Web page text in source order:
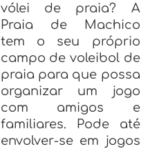
vólei de praia? A
Praia de Machico
tem o seu próprio
campo de voleibol de
praia para que possa
organizar um jogo
com amigos e
familiares. Pode até
envolver-se em jogos